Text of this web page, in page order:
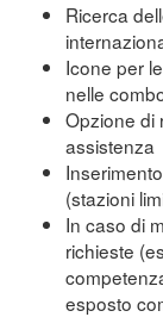
Ricerca
Icone per
nelle
Opzione di
assistenza
(stazioni
In caso di
richieste
esposto